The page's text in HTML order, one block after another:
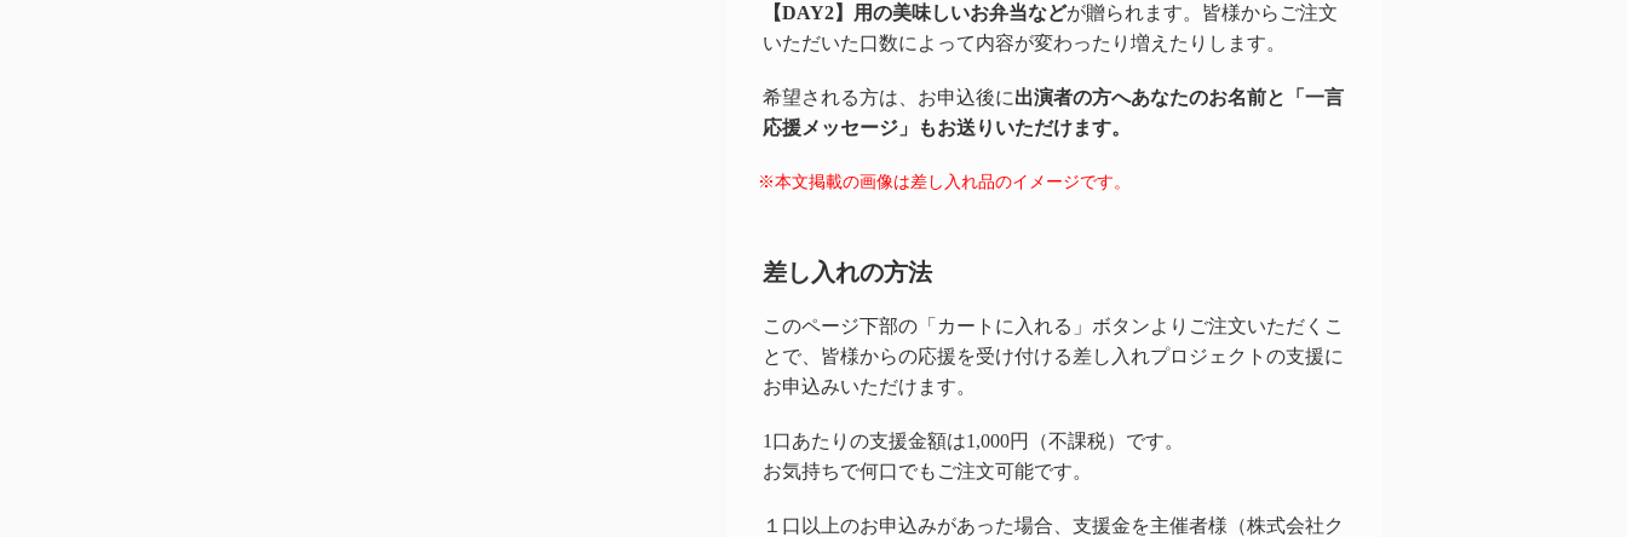
【DAY2】用の美味しいお弁当などが贈られます。皆様からご注文
いただいた口数によって内容が変わったり増えたりします。
希望される方は、お申込後に出演者の方へあなたのお名前と「一言
応援メッセージ」もお送りいただけます。
※本文掲載の画像は差し入れ品のイメージです。
差し入れの方法
このページ下部の「カートに入れる」ボタンよりご注文いただくこ
とで、皆様からの応援を受け付ける差し入れプロジェクトの支援に
お申込みいただけます。
1口あたりの支援金額は1,000円（不課税）です。
お気持ちで何口でもご注文可能です。
１口以上のお申込みがあった場合、支援金を主催者様（株式会社ク